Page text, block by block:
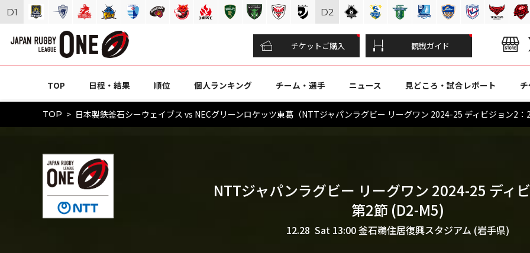
チケットご購入 観戦ガイド
TOP 日程・結果 順位 個人ランキング チーム・選手 ニュース 見どころ・試合レポート
TOP 日本製鉄釜石シーウェイブス vs NECグリーンロケッツ東葛（NTTジャパンラグビー リーグワン 2024-25 ディビジョン2
NTTジャパンラグビー リーグワン 2024-25 ディ
第2節 (D2-M5)
12.28 Sat 13:00釜石鵜住居復興スタジアム (岩手県)
D1 D2